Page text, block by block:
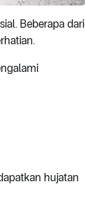
Beberapa dari
hujatan